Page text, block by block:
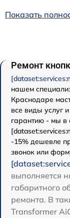
Показать
Ремонт
нашем
Краснодаре
все виды услуг
гарантию - мы в
-15% дешевле
звонок или
выполняется
габаритного
ремонта. В
Transformer